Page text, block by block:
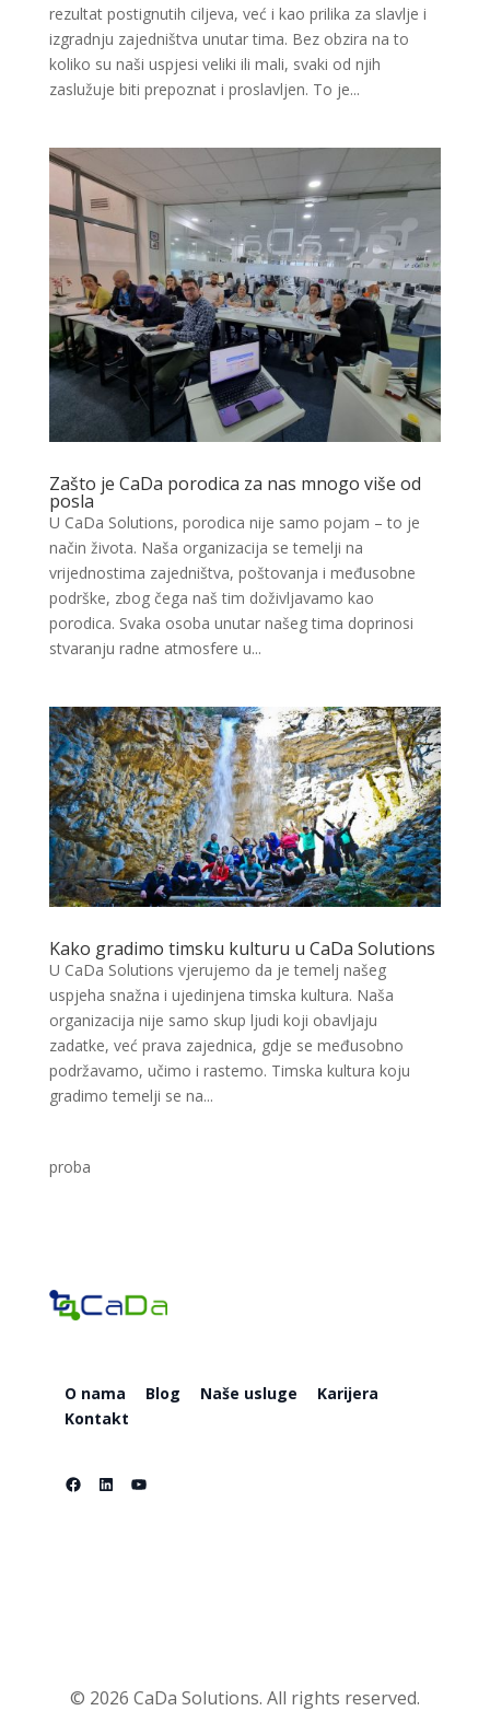
rezultat postignutih ciljeva, već i kao prilika za slavlje i
izgradnju zajedništva unutar tima. Bez obzira na to
koliko su naši uspjesi veliki ili mali, svaki od njih
zaslužuje biti prepoznat i proslavljen. To je...
Zašto je CaDa porodica za nas mnogo više od
posla
U CaDa Solutions, porodica nije samo pojam – to je
način života. Naša organizacija se temelji na
vrijednostima zajedništva, poštovanja i međusobne
podrške, zbog čega naš tim doživljavamo kao
porodica. Svaka osoba unutar našeg tima doprinosi
stvaranju radne atmosfere u...
Kako gradimo timsku kulturu u CaDa Solutions
U CaDa Solutions vjerujemo da je temelj našeg
uspjeha snažna i ujedinjena timska kultura. Naša
organizacija nije samo skup ljudi koji obavljaju
zadatke, već prava zajednica, gdje se međusobno
podržavamo, učimo i rastemo. Timska kultura koju
gradimo temelji se na...
proba
O nama Blog Naše usluge
Karijera
Kontakt
Facebook
LinkedInYouTube
© 2026 CaDa Solutions. All rights reserved.